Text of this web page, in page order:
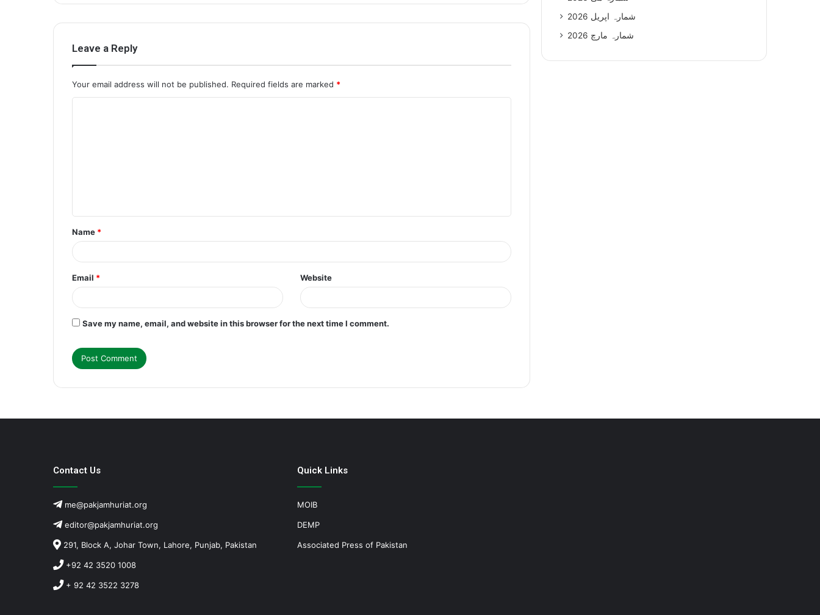
Leave a Reply
Your email address will not be published. Required fields are marked *
t
*
Name *
Email * Website
Save my name, email, and website in this browser for the next time I comment.
شمارہ اپریل 2026
شمارہ مارچ 2026
Contact Us
me@pakjamhuriat.org
editor@pakjamhuriat.org
291, Block A, Johar Town, Lahore, Punjab, Pakistan
+92 42 3520 1008
+ 92 42 3522 3278
Quick Links
MOIB
DEMP
Associated Press of Pakistan